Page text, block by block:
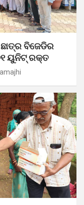
ବିଜେଡିର
ୟୁନିଟ୍ ରକ୍ତ